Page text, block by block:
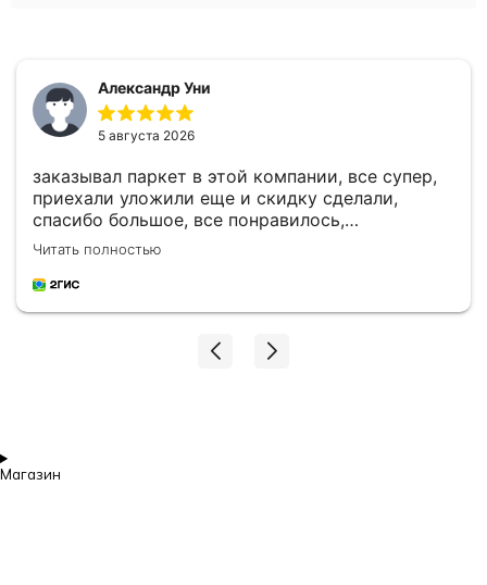
Александр Уни
5 августа 2026
заказывал паркет в этой компании, все супер,
приехали уложили еще и скидку сделали,
спасибо большое, все понравилось,
рекомендую
Читать полностью
Магазин